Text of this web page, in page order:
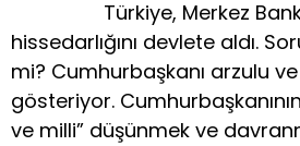
Türkiye, Merkez
hissedarlığını devlete aldı.
mi? Cumhurbaşkanı arzulu
gösteriyor.
ve milli” düşünmek ve